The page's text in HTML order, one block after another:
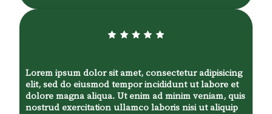
Lorem ipsum dolor sit amet, consectetur adipisicing
elit, sed do eiusmod tempor incididunt ut labore et
dolore magna aliqua. Ut enim ad minim veniam, quis
nostrud exercitation ullamco laboris nisi ut aliquip